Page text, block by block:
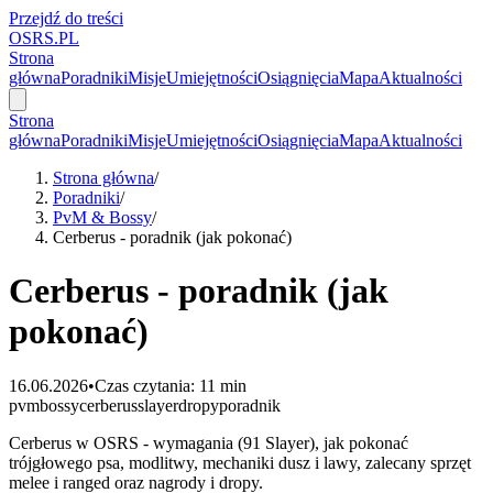
Przejdź do treści
OSRS.PL
Strona
głównaPoradnikiMisjeUmiejętnościOsiągnięciaMapaAktualności
Strona
głównaPoradnikiMisjeUmiejętnościOsiągnięciaMapaAktualności
Strona główna/
Poradniki/
PvM & Bossy/
Cerberus - poradnik (jak pokonać)
Cerberus - poradnik (jak
pokonać)
16.06.2026•Czas czytania: 11 min
pvmbossycerberusslayerdropyporadnik
Cerberus w OSRS - wymagania (91 Slayer), jak pokonać
trójgłowego psa, modlitwy, mechaniki dusz i lawy, zalecany sprzęt
melee i ranged oraz nagrody i dropy.